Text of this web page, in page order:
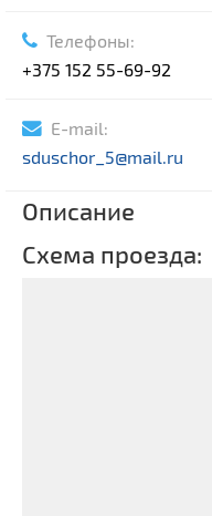
Телефоны:
+375 152 55-69-92
E-mail:
sduschor_5@mail.ru
Описание
Схема проезда: